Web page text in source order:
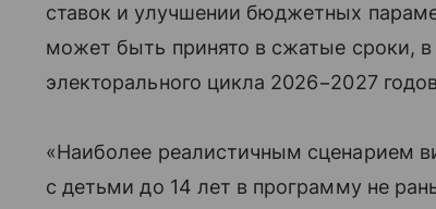
ставок и улучшении бюджетных
может быть принято в сжатые сроки,
электорального цикла 2026−2027
«Наиболее реалистичным сценарием
с детьми до 14 лет в программу не